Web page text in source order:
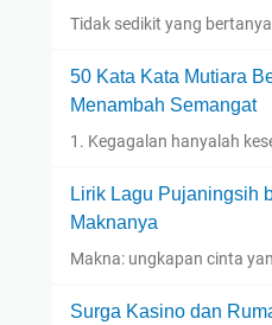
Tidak sedikit yang
50 Kata Kata Mutiara
Menambah Semangat
1. Kegagalan hanyalah
Lirik Lagu Pujaningsih
Maknanya
Makna: ungkapan cinta
Surga Kasino dan